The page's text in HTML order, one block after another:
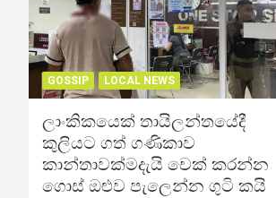
GOSSIP LOCAL NEWS
ලාංකිකයෙක් තායිලන්තයේදී
කුලියට ගත් ගණිකාව
කාන්තාවක්මදැයි චෙක් කරන්න
ගොස් ඔළුව පැලෙන්න ගුටි කයි